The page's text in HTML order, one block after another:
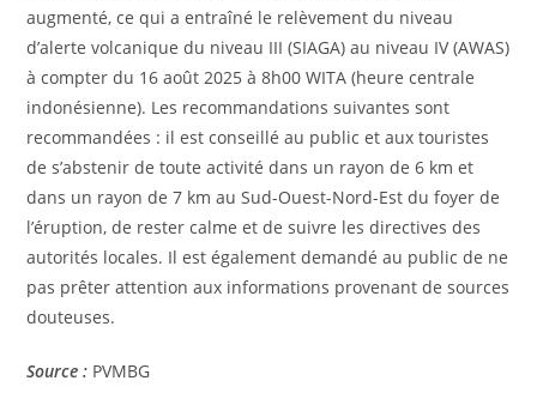
augmenté, ce qui a entraîné le relèvement du niveau
d’alerte volcanique du niveau III (SIAGA) au niveau IV (AWAS)
à compter du 16 août 2025 à 8h00 WITA (heure centrale
indonésienne). Les recommandations suivantes sont
recommandées : il est conseillé au public et aux touristes
de s’abstenir de toute activité dans un rayon de 6 km et
dans un rayon de 7 km au Sud-Ouest-Nord-Est du foyer de
l’éruption, de rester calme et de suivre les directives des
autorités locales. Il est également demandé au public de ne
pas prêter attention aux informations provenant de sources
douteuses.
Source : PVMBG